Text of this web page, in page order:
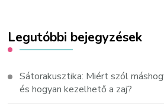
Legutóbbi bejegyzések
Sátorakusztika: Miért szól
és hogyan kezelhető a zaj?